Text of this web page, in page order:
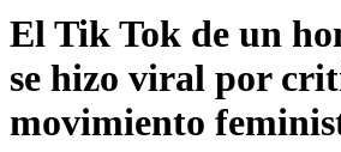
El Tik Tok de un
se hizo viral por
movimiento